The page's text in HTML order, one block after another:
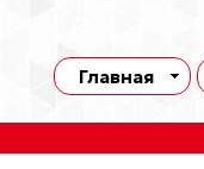
Главная